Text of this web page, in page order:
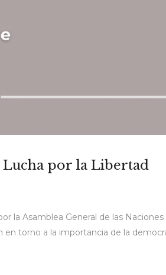
Lucha por la Libertad
la Asamblea General de las
torno a la importancia de la